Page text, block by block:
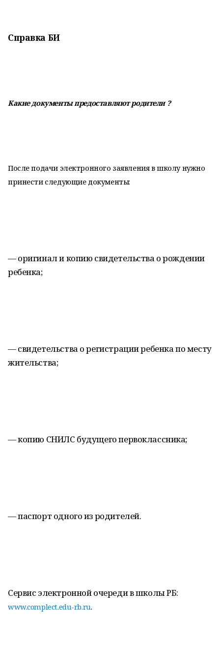
Справка БИ
Какие документы предоставляют родители ?
После подачи электронного заявления в школу нужно
принести следующие документы:
— оригинал и копию свидетельства о рождении
ребенка;
— свидетельства о регистрации ребенка по месту
жительства;
— копию СНИЛС будущего первоклассника;
— паспорт одного из родителей.
Сервис электронной очереди в школы РБ:
www.complect.edu-rb.ru.